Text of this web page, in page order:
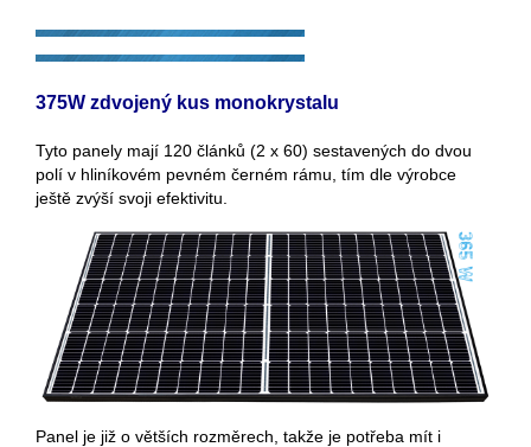
375W zdvojený kus monokrystalu
Tyto panely mají 120 článků (2 x 60) sestavených do dvou
polí v hliníkovém pevném černém rámu, tím dle výrobce
ještě zvýší svoji efektivitu.
Panel je již o větších rozměrech, takže je potřeba mít i